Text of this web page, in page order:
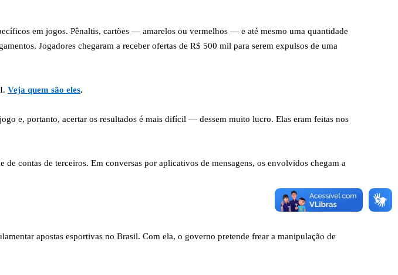
em jogos. Pênaltis, cartões — amarelos ou vermelhos — e até mesmo uma quantidade
Jogadores chegaram a receber ofertas de R$ 500 mil para serem expulsos de uma
Veja quem são eles.
e, portanto, acertar os resultados é mais difícil — dessem muito lucro. Elas eram feitas nos
contas de terceiros. Em conversas por aplicativos de mensagens, os envolvidos chegam a
apostas esportivas no Brasil. Com ela, o governo pretende frear a manipulação de